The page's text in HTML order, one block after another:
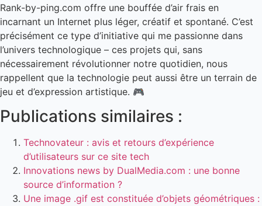
Rank-by-ping.com offre une bouffée d’air frais en
incarnant un Internet plus léger, créatif et spontané. C’est
précisément ce type d’initiative qui me passionne dans
l’univers technologique – ces projets qui, sans
nécessairement révolutionner notre quotidien, nous
rappellent que la technologie peut aussi être un terrain de
jeu et d’expression artistique. 🎮
Publications similaires :
Technovateur : avis et retours d’expérience
d’utilisateurs sur ce site tech
Innovations news by DualMedia.com : une bonne
source d’information ?
Une image .gif est constituée d’objets géométriques :